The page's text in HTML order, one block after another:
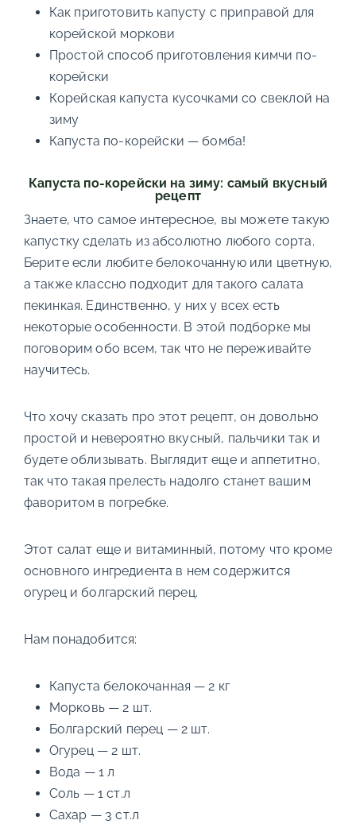
Как приготовить капусту с приправой для
корейской моркови
Простой способ приготовления кимчи по-
корейски
Корейская капуста кусочками со свеклой на
зиму
Капуста по-корейски — бомба!
Капуста по-корейски на зиму: самый вкусный
рецепт
Знаете, что самое интересное, вы можете такую
капустку сделать из абсолютно любого сорта.
Берите если любите белокочанную или цветную,
а также классно подходит для такого салата
пекинкая. Единственно, у них у всех есть
некоторые особенности. В этой подборке мы
поговорим обо всем, так что не переживайте
научитесь.
Что хочу сказать про этот рецепт, он довольно
простой и невероятно вкусный, пальчики так и
будете облизывать. Выглядит еще и аппетитно,
так что такая прелесть надолго станет вашим
фаворитом в погребке.
Этот салат еще и витаминный, потому что кроме
основного ингредиента в нем содержится
огурец и болгарский перец.
Нам понадобится:
Капуста белокочанная — 2 кг
Морковь — 2 шт.
Болгарский перец — 2 шт.
Огурец — 2 шт.
Вода — 1 л
Соль — 1 ст.л
Сахар — 3 ст.л